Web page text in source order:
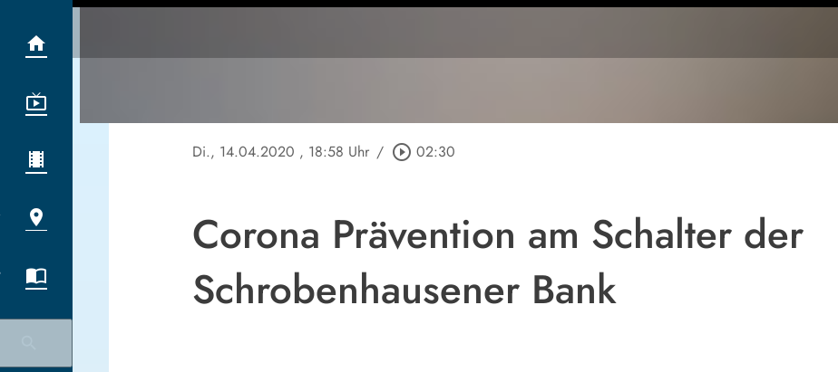
Di., 14.04.2020 , 18:58 Uhr / play_circle_outline 02:30
Corona Prävention am Schalter der
Schrobenhausener Bank